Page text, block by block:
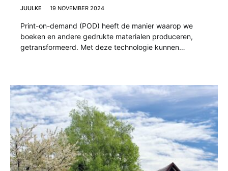
JUULKE 19 NOVEMBER 2024
Print-on-demand (POD) heeft de manier waarop we
boeken en andere gedrukte materialen produceren,
getransformeerd. Met deze technologie kunnen…